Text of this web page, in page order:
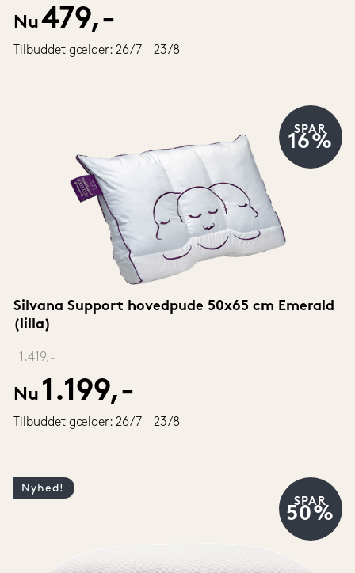
Nu479,-
Tilbuddet gælder: 26/7 - 23/8
Silvana Support hovedpude 50x65 cm Emerald
(lilla)
1.419,-
Nu 1.199,-
Tilbuddet gælder: 26/7 - 23/8
SPAR
16%
SPAR
50%
Nyhed!